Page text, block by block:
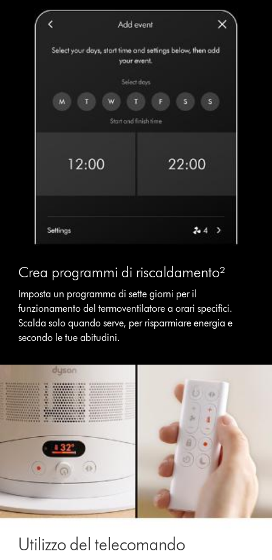
Crea programmi di riscaldamento²
Imposta un programma di sette giorni per il
funzionamento del termoventilatore a orari specifici.
Scalda solo quando serve, per risparmiare energia e
secondo le tue abitudini.
Utilizzo del telecomando